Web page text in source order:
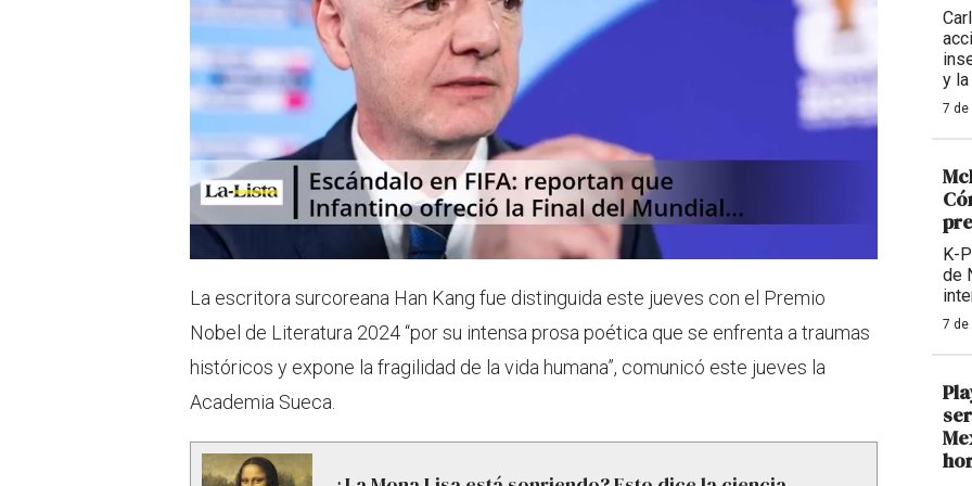
La escritora surcoreana Han Kang fue distinguida este jueves con el Premio
Nobel de Literatura 2024 “por su intensa prosa poética que se enfrenta a traumas
históricos y expone la fragilidad de la vida humana”, comunicó este jueves la
Academia Sueca.
y
7 de
K-
de
7 de